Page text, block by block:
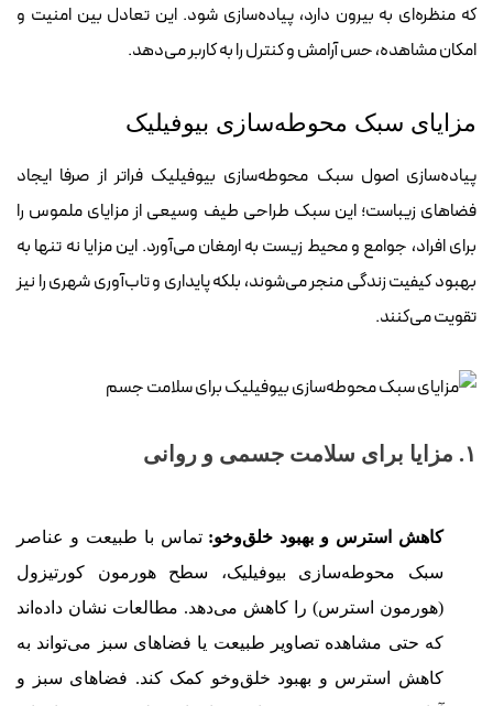
که منظره‌ای به بیرون دارد، پیاده‌سازی شود. این تعادل بین امنیت و
امکان مشاهده، حس آرامش و کنترل را به کاربر می‌دهد.
مزایای سبک محوطه‌سازی بیوفیلیک
پیاده‌سازی اصول سبک محوطه‌سازی بیوفیلیک فراتر از صرفا ایجاد
فضاهای زیباست؛ این سبک طراحی طیف وسیعی از مزایای ملموس را
برای افراد، جوامع و محیط زیست به ارمغان می‌آورد. این مزایا نه تنها به
بهبود کیفیت زندگی منجر می‌شوند، بلکه پایداری و تاب‌آوری شهری را نیز
تقویت می‌کنند.
۱. مزایا برای سلامت جسمی و روانی
کاهش استرس و بهبود خلق‌وخو: تماس با طبیعت و عناصر
سبک محوطه‌سازی بیوفیلیک، سطح هورمون کورتیزول
(هورمون استرس) را کاهش می‌دهد. مطالعات نشان داده‌اند
که حتی مشاهده تصاویر طبیعت یا فضاهای سبز می‌تواند به
کاهش استرس و بهبود خلق‌وخو کمک کند. فضاهای سبز و